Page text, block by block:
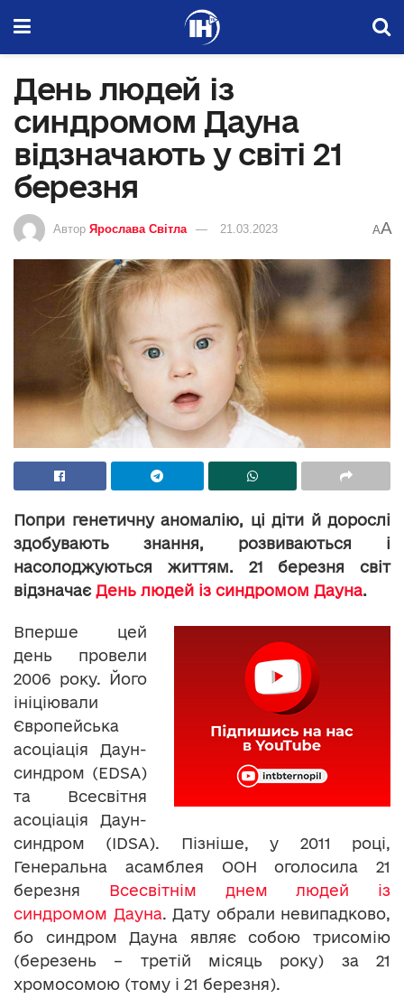
День людей із
синдромом Дауна
відзначають у світі 21
березня
Автор Ярослава Світла 21.03.2023 AA
Попри генетичну аномалію, ці діти й дорослі
здобувають знання, розвиваються і
насолоджуються життям. 21 березня світ
відзначає День людей із синдромом Дауна.
Вперше цей
день провели
2006 року. Його
ініціювали
Європейська
асоціація Даун-
синдром (EDSA)
та Всесвітня
асоціація Даун-
синдром (IDSA). Пізніше, у 2011 році,
Генеральна асамблея ООН оголосила 21
березня Всесвітнім днем людей із
синдромом Дауна. Дату обрали невипадково,
бо синдром Дауна являє собою трисомію
(березень – третій місяць року) за 21
хромосомою (тому і 21 березня).